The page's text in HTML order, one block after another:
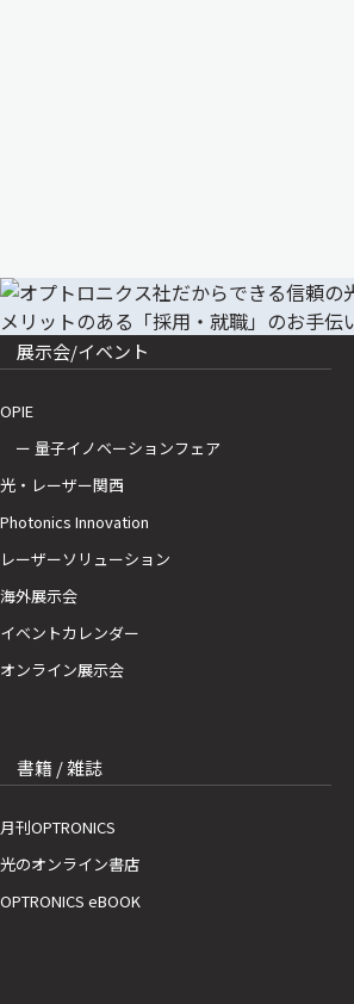
展示会/イベント
OPIE
ー 量子イノベーションフェア
光・レーザー関西
Photonics Innovation
レーザーソリューション
海外展示会
イベントカレンダー
オンライン展示会
書籍 / 雑誌
月刊OPTRONICS
光のオンライン書店
OPTRONICS eBOOK